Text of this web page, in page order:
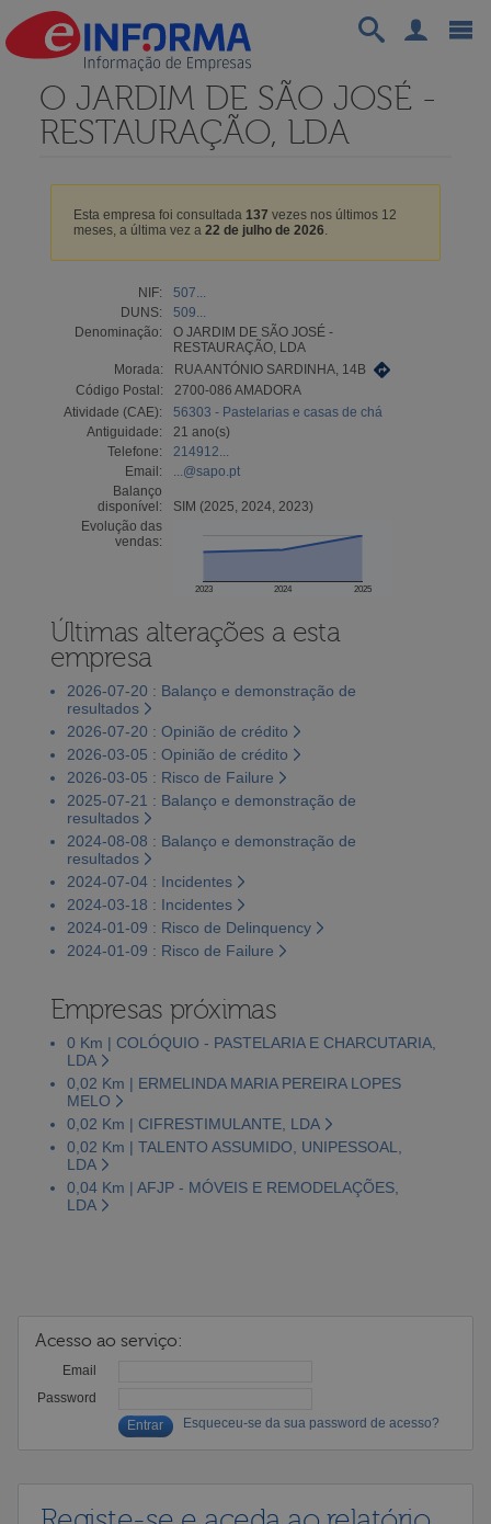
O JARDIM DE SÃO JOSÉ -
RESTAURAÇÃO, LDA
Esta empresa foi consultada 137 vezes nos últimos 12
meses, a última vez a 22 de julho de 2026.
NIF:
507...
DUNS:
509...
Denominação:
O JARDIM DE SÃO JOSÉ -
RESTAURAÇÃO, LDA
Morada:
RUA ANTÓNIO SARDINHA, 14B
Código Postal:
2700-086 AMADORA
Atividade (CAE):
56303 - Pastelarias e casas de chá
Antiguidade:
21 ano(s)
Telefone:
214912...
Email:
...@sapo.pt
Balanço
disponível:
SIM (2025, 2024, 2023)
Evolução das
vendas:
2023 2024 2025
Últimas alterações a esta
empresa
2026-07-20 : Balanço e demonstração de
resultados
2026-07-20 : Opinião de crédito
2026-03-05 : Opinião de crédito
2026-03-05 : Risco de Failure
2025-07-21 : Balanço e demonstração de
resultados
2024-08-08 : Balanço e demonstração de
resultados
2024-07-04 : Incidentes
2024-03-18 : Incidentes
2024-01-09 : Risco de Delinquency
2024-01-09 : Risco de Failure
Empresas próximas
0 Km | COLÓQUIO - PASTELARIA E CHARCUTARIA,
LDA
0,02 Km | ERMELINDA MARIA PEREIRA LOPES
MELO
0,02 Km | CIFRESTIMULANTE, LDA
0,02 Km | TALENTO ASSUMIDO, UNIPESSOAL,
LDA
0,04 Km | AFJP - MÓVEIS E REMODELAÇÕES,
LDA
Acesso ao serviço:
Email
Password
Esqueceu-se da sua password de acesso?